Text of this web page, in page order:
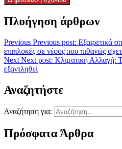
Πλοήγηση άρθρων
Previous Previous post: Εξαιρετικά
επιπλοκές σε νέους που πιθανώς
Next Next post: Κλιματική Αλλαγή:
εξαντληθεί
Αναζητήστε
Αναζήτηση για:
Πρόσφατα Άρθρα